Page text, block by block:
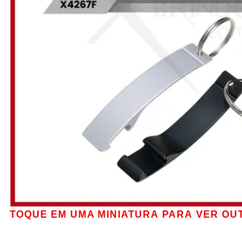
TOQUE EM UMA MINIATURA PARA VER